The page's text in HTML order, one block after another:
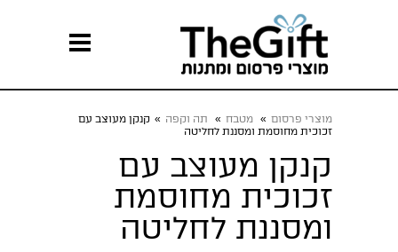
מוצרי פרסום » מטבח » תה וקפה » קנקן מעוצב עם
זכוכית מחוסמת ומסננת לחליטה
קנקן מעוצב עם
זכוכית מחוסמת
ומסננת לחליטה